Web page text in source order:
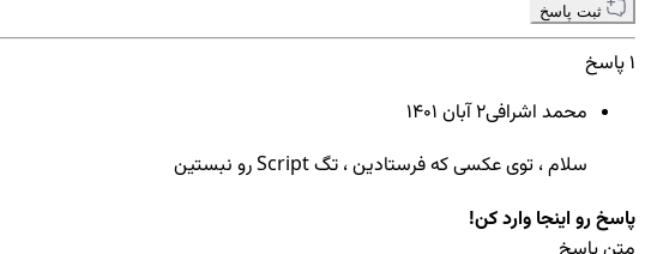
ثبت پاسخ
1 پاسخ
محمد اشرافی2 آبان ۱۴۰۱
سلام ، توی عکسی که فرستادین ، تگ Script رو نبستین
پاسخ رو اینجا وارد کن!